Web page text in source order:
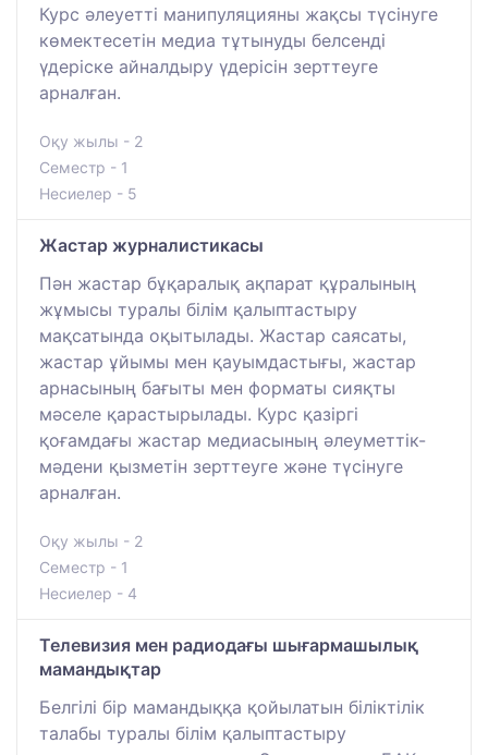
Курс әлеуетті манипуляцияны жақсы түсінуге
көмектесетін медиа тұтынуды белсенді
үдеріске айналдыру үдерісін зерттеуге
арналған.
Оқу жылы - 2
Семестр - 1
Несиелер - 5
Жастар журналистикасы
Пән жастар бұқаралық ақпарат құралының
жұмысы туралы білім қалыптастыру
мақсатында оқытылады. Жастар саясаты,
жастар ұйымы мен қауымдастығы, жастар
арнасының бағыты мен форматы сияқты
мәселе қарастырылады. Курс қазіргі
қоғамдағы жастар медиасының әлеуметтік-
мәдени қызметін зерттеуге және түсінуге
арналған.
Оқу жылы - 2
Семестр - 1
Несиелер - 4
Телевизия мен радиодағы шығармашылық
мамандықтар
Белгілі бір мамандыққа қойылатын біліктілік
талабы туралы білім қалыптастыру